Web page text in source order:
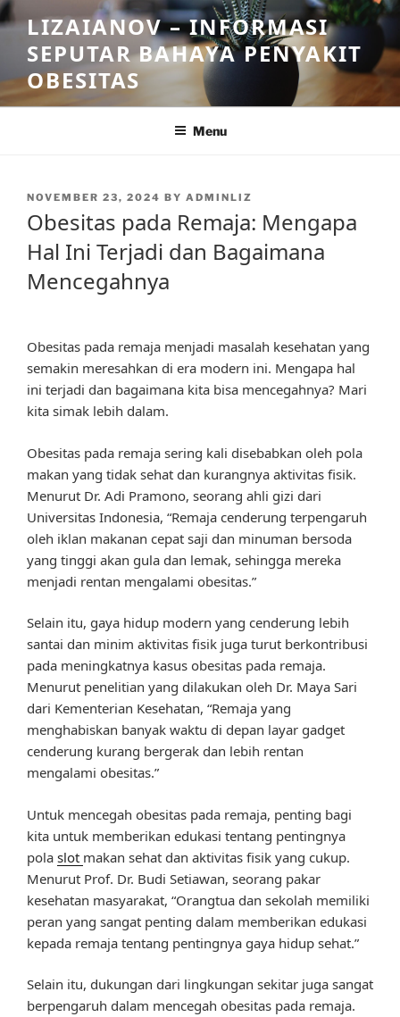
Skip
to
content
LIZAIANOV – INFORMASI
SEPUTAR BAHAYA PENYAKIT
OBESITAS
Menu
POSTED
NOVEMBER 23, 2024 BY ADMINLIZ
Obesitas pada Remaja: Mengapa
Hal Ini Terjadi dan Bagaimana
Mencegahnya
Obesitas pada remaja menjadi masalah kesehatan yang
semakin meresahkan di era modern ini. Mengapa hal
ini terjadi dan bagaimana kita bisa mencegahnya? Mari
kita simak lebih dalam.
Obesitas pada remaja sering kali disebabkan oleh pola
makan yang tidak sehat dan kurangnya aktivitas fisik.
Menurut Dr. Adi Pramono, seorang ahli gizi dari
Universitas Indonesia, “Remaja cenderung terpengaruh
oleh iklan makanan cepat saji dan minuman bersoda
yang tinggi akan gula dan lemak, sehingga mereka
menjadi rentan mengalami obesitas.”
Selain itu, gaya hidup modern yang cenderung lebih
santai dan minim aktivitas fisik juga turut berkontribusi
pada meningkatnya kasus obesitas pada remaja.
Menurut penelitian yang dilakukan oleh Dr. Maya Sari
dari Kementerian Kesehatan, “Remaja yang
menghabiskan banyak waktu di depan layar gadget
cenderung kurang bergerak dan lebih rentan
mengalami obesitas.”
Untuk mencegah obesitas pada remaja, penting bagi
kita untuk memberikan edukasi tentang pentingnya
pola slot makan sehat dan aktivitas fisik yang cukup.
Menurut Prof. Dr. Budi Setiawan, seorang pakar
kesehatan masyarakat, “Orangtua dan sekolah memiliki
peran yang sangat penting dalam memberikan edukasi
kepada remaja tentang pentingnya gaya hidup sehat.”
Selain itu, dukungan dari lingkungan sekitar juga sangat
berpengaruh dalam mencegah obesitas pada remaja.